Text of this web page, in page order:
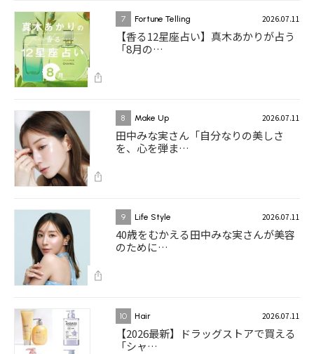
7 Fortune Telling 2026.07.11
【香る12星座占い】真木あかりが占う
「8月の…
8 Make Up 2026.07.11
田中みな実さん「自分なりの美しさ
を、心を弾ま…
9 Life Style 2026.07.11
40歳をむかえる田中みな実さんが美容
のために…
10 Hair 2026.07.11
【2026最新】ドラッグストアで買える
「シャ…